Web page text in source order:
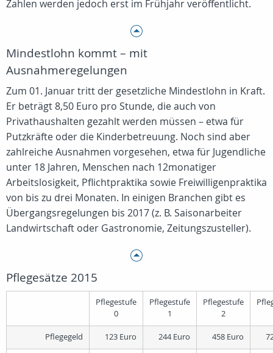
Zahlen werden jedoch erst im Frühjahr veröffentlicht.
Mindestlohn kommt – mit
Ausnahmeregelungen
Zum 01. Januar tritt der gesetzliche Mindestlohn in Kraft.
Er beträgt 8,50 Euro pro Stunde, die auch von
Privathaushalten gezahlt werden müssen – etwa für
Putzkräfte oder die Kinderbetreuung. Noch sind aber
zahlreiche Ausnahmen vorgesehen, etwa für Jugendliche
unter 18 Jahren, Menschen nach 12monatiger
Arbeitslosigkeit, Pflichtpraktika sowie Freiwilligenpraktika
von bis zu drei Monaten. In einigen Branchen gibt es
Übergangsregelungen bis 2017 (z. B. Saisonarbeiter
Landwirtschaft oder Gastronomie, Zeitungszusteller).
Pflegesätze 2015
Pflegestufe
0
Pflegestufe
1
Pflegestufe
2
Pflegegeld 123 Euro 244 Euro 458 Euro